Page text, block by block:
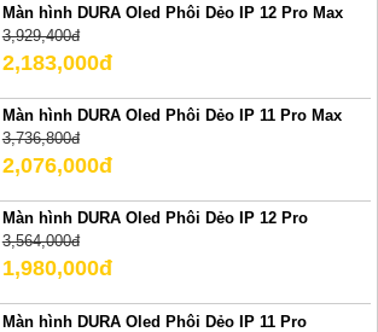
Màn hình DURA Oled Phôi Dẻo IP 12 Pro Max
3,929,400đ
2,183,000đ
Màn hình DURA Oled Phôi Dẻo IP 11 Pro Max
3,736,800đ
2,076,000đ
Màn hình DURA Oled Phôi Dẻo IP 12 Pro
3,564,000đ
1,980,000đ
Màn hình DURA Oled Phôi Dẻo IP 11 Pro